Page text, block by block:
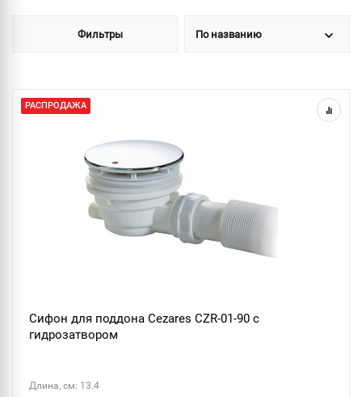
Фильтры По названию
РАСПРОДАЖА
Сифон для поддона Cezares CZR-01-90 с
гидрозатвором
Длина, см: 13.4